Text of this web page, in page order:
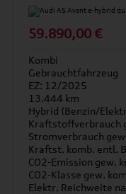
59.890,00 €
Kombi
Gebrauchtfahrzeug
EZ: 12/2025
13.444 km
Hybrid (Benzin/